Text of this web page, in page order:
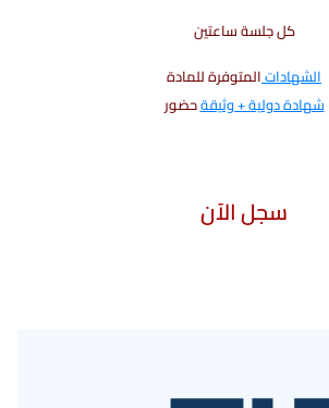
كل جلسة ساعتين
الشهاداتالمتوفرة للمادة
شهادة دولية + وثيقةحضور
سجل الآن